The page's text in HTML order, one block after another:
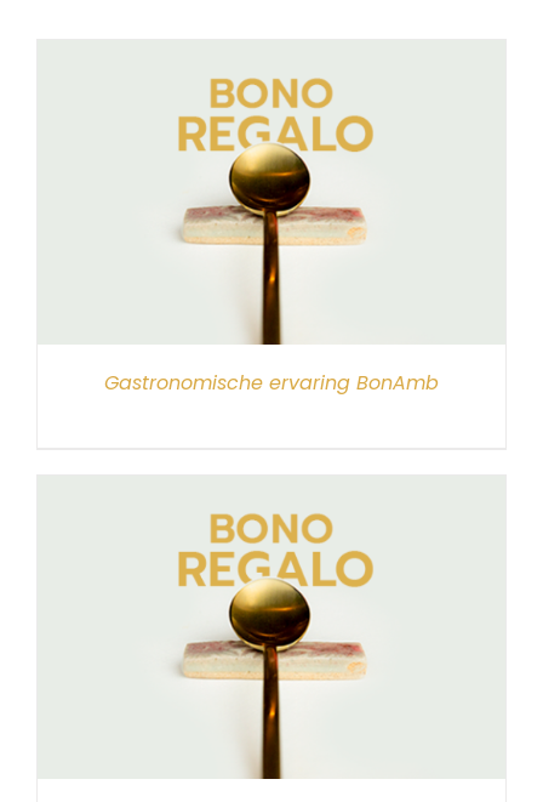
Gastronomische ervaring BonAmb